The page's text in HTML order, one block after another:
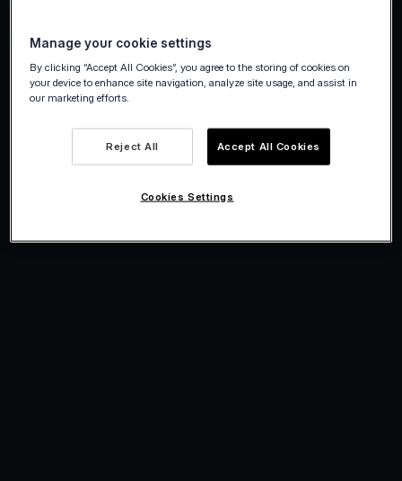
Manage your cookie settings
By clicking “Accept All Cookies”, you agree to the storing of cookies on
your device to enhance site navigation, analyze site usage, and assist in
our marketing efforts.
Reject All Accept All Cookies
Cookies Settings